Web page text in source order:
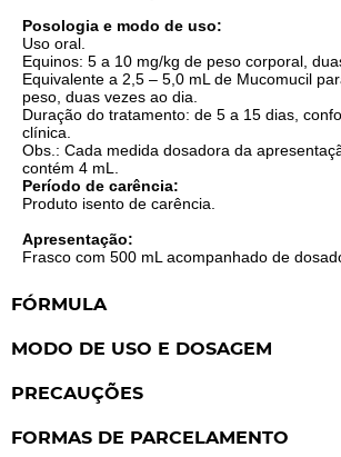
Posologia e modo de uso:
Uso oral.
Equinos: 5 a 10 mg/kg de peso corporal,
Equivalente a 2,5 – 5,0 mL de Mucomucil
peso, duas vezes ao dia.
Duração do tratamento: de 5 a 15 dias,
clínica.
Obs.: Cada medida dosadora da
contém 4 mL.
Período de carência:
Produto isento de carência.
Apresentação:
Frasco com 500 mL acompanhado de
FÓRMULA
MODO DE USO E DOSAGEM
PRECAUÇÕES
FORMAS DE PARCELAMENTO